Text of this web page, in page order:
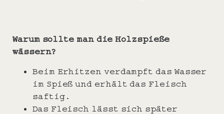
Warum sollte man die Holzspieße
wässern?
Beim Erhitzen verdampft das Wasser
im Spieß und erhält das Fleisch
saftig.
Das Fleisch lässt sich später